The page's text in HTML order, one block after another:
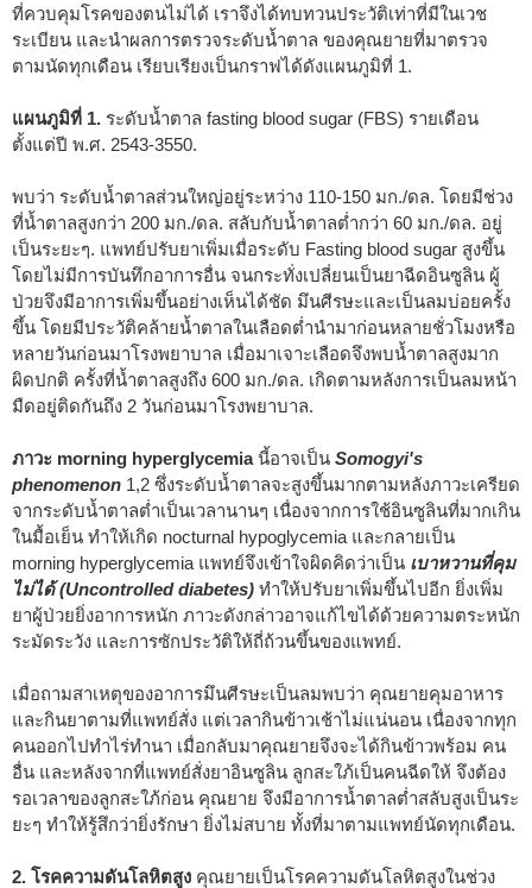
ที่ควบคุมโรคของตนไม่ได้ เราจึงได้ทบทวนประวัติเท่าที่มีในเวช
ระเบียน และนำผลการตรวจระดับน้ำตาล ของคุณยายที่มาตรวจ
ตามนัดทุกเดือน เรียบเรียงเป็นกราฟได้ดังแผนภูมิที่ 1.
แผนภูมิที่ 1. ระดับน้ำตาล fasting blood sugar (FBS) รายเดือน
ตั้งแต่ปี พ.ศ. 2543-3550.
พบว่า ระดับน้ำตาลส่วนใหญ่อยู่ระหว่าง 110-150 มก./ดล. โดยมีช่วง
ที่น้ำตาลสูงกว่า 200 มก./ดล. สลับกับน้ำตาลต่ำกว่า 60 มก./ดล. อยู่
เป็นระยะๆ. แพทย์ปรับยาเพิ่มเมื่อระดับ Fasting blood sugar สูงขึ้น
โดยไม่มีการบันทึกอาการอื่น จนกระทั่งเปลี่ยนเป็นยาฉีดอินซูลิน ผู้
ป่วยจึงมีอาการเพิ่มขึ้นอย่างเห็นได้ชัด มึนศีรษะและเป็นลมบ่อยครั้ง
ขึ้น โดยมีประวัติคล้ายน้ำตาลในเลือดต่ำนำมาก่อนหลายชั่วโมงหรือ
หลายวันก่อนมาโรงพยาบาล เมื่อมาเจาะเลือดจึงพบน้ำตาลสูงมาก
ผิดปกติ ครั้งที่น้ำตาลสูงถึง 600 มก./ดล. เกิดตามหลังการเป็นลมหน้า
มืดอยู่ติดกันถึง 2 วันก่อนมาโรงพยาบาล.
ภาวะ morning hyperglycemiaนี้อาจเป็น Somogyi's
phenomenon 1,2 ซึ่งระดับน้ำตาลจะสูงขึ้นมากตามหลังภาวะเครียด
จากระดับน้ำตาลต่ำเป็นเวลานานๆ เนื่องจากการใช้อินซูลินที่มากเกิน
ในมื้อเย็น ทำให้เกิด nocturnal hypoglycemia และกลายเป็น
morning hyperglycemia แพทย์จึงเข้าใจผิดคิดว่าเป็น เบาหวานที่คุม
ไม่ได้ (Uncontrolled diabetes) ทำให้ปรับยาเพิ่มขึ้นไปอีก ยิ่งเพิ่ม
ยาผู้ป่วยยิ่งอาการหนัก ภาวะดังกล่าวอาจแก้ไขได้ด้วยความตระหนัก
ระมัดระวัง และการซักประวัติให้ถี่ถ้วนขึ้นของแพทย์.
เมื่อถามสาเหตุของอาการมึนศีรษะเป็นลมพบว่า คุณยายคุมอาหาร
และกินยาตามที่แพทย์สั่ง แต่เวลากินข้าวเช้าไม่แน่นอน เนื่องจากทุก
คนออกไปทำไร่ทำนา เมื่อกลับมาคุณยายจึงจะได้กินข้าวพร้อม คน
อื่น และหลังจากที่แพทย์สั่งยาอินซูลิน ลูกสะใภ้เป็นคนฉีดให้ จึงต้อง
รอเวลาของลูกสะใภ้ก่อน คุณยาย จึงมีอาการน้ำตาลต่ำสลับสูงเป็นระ
ยะๆ ทำให้รู้สึกว่ายิ่งรักษา ยิ่งไม่สบาย ทั้งที่มาตามแพทย์นัดทุกเดือน.
2. โรคความดันโลหิตสูง คุณยายเป็นโรคความดันโลหิตสูงในช่วง